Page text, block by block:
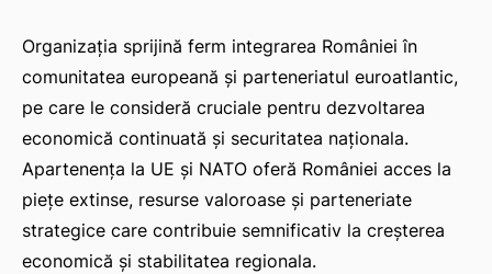
Organizația sprijină ferm integrarea României în
comunitatea europeană și parteneriatul euroatlantic,
pe care le consideră cruciale pentru dezvoltarea
economică continuată și securitatea naționala.
Apartenența la UE și NATO oferă României acces la
piețe extinse, resurse valoroase și parteneriate
strategice care contribuie semnificativ la creșterea
economică și stabilitatea regionala.